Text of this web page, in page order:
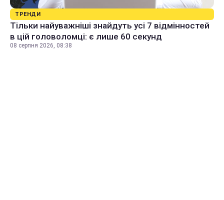
ТРЕНДИ
Тільки найуважніші знайдуть усі 7 відмінностей
в цій головоломці: є лише 60 секунд
08 серпня 2026, 08:38